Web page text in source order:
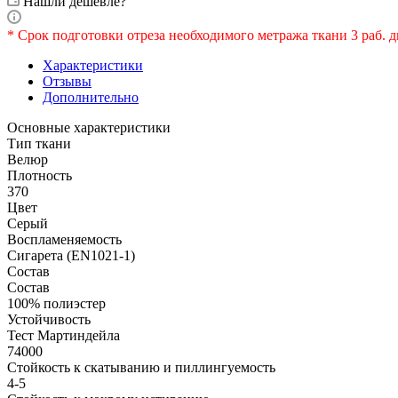
* Срок подготовки отреза необходимого метража ткани 3 раб.
Характеристики
Отзывы
Дополнительно
Основные характеристики
Тип ткани
Велюр
Плотность
370
Цвет
Серый
Воспламеняемость
Сигарета (EN1021-1)
Состав
Состав
100% полиэстер
Устойчивость
Тест Мартиндейла
74000
Стойкость к скатыванию и пиллингуемость
4-5